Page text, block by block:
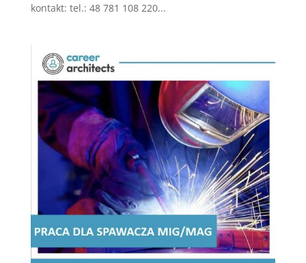
kontakt: tel.: 48 781 108 220...